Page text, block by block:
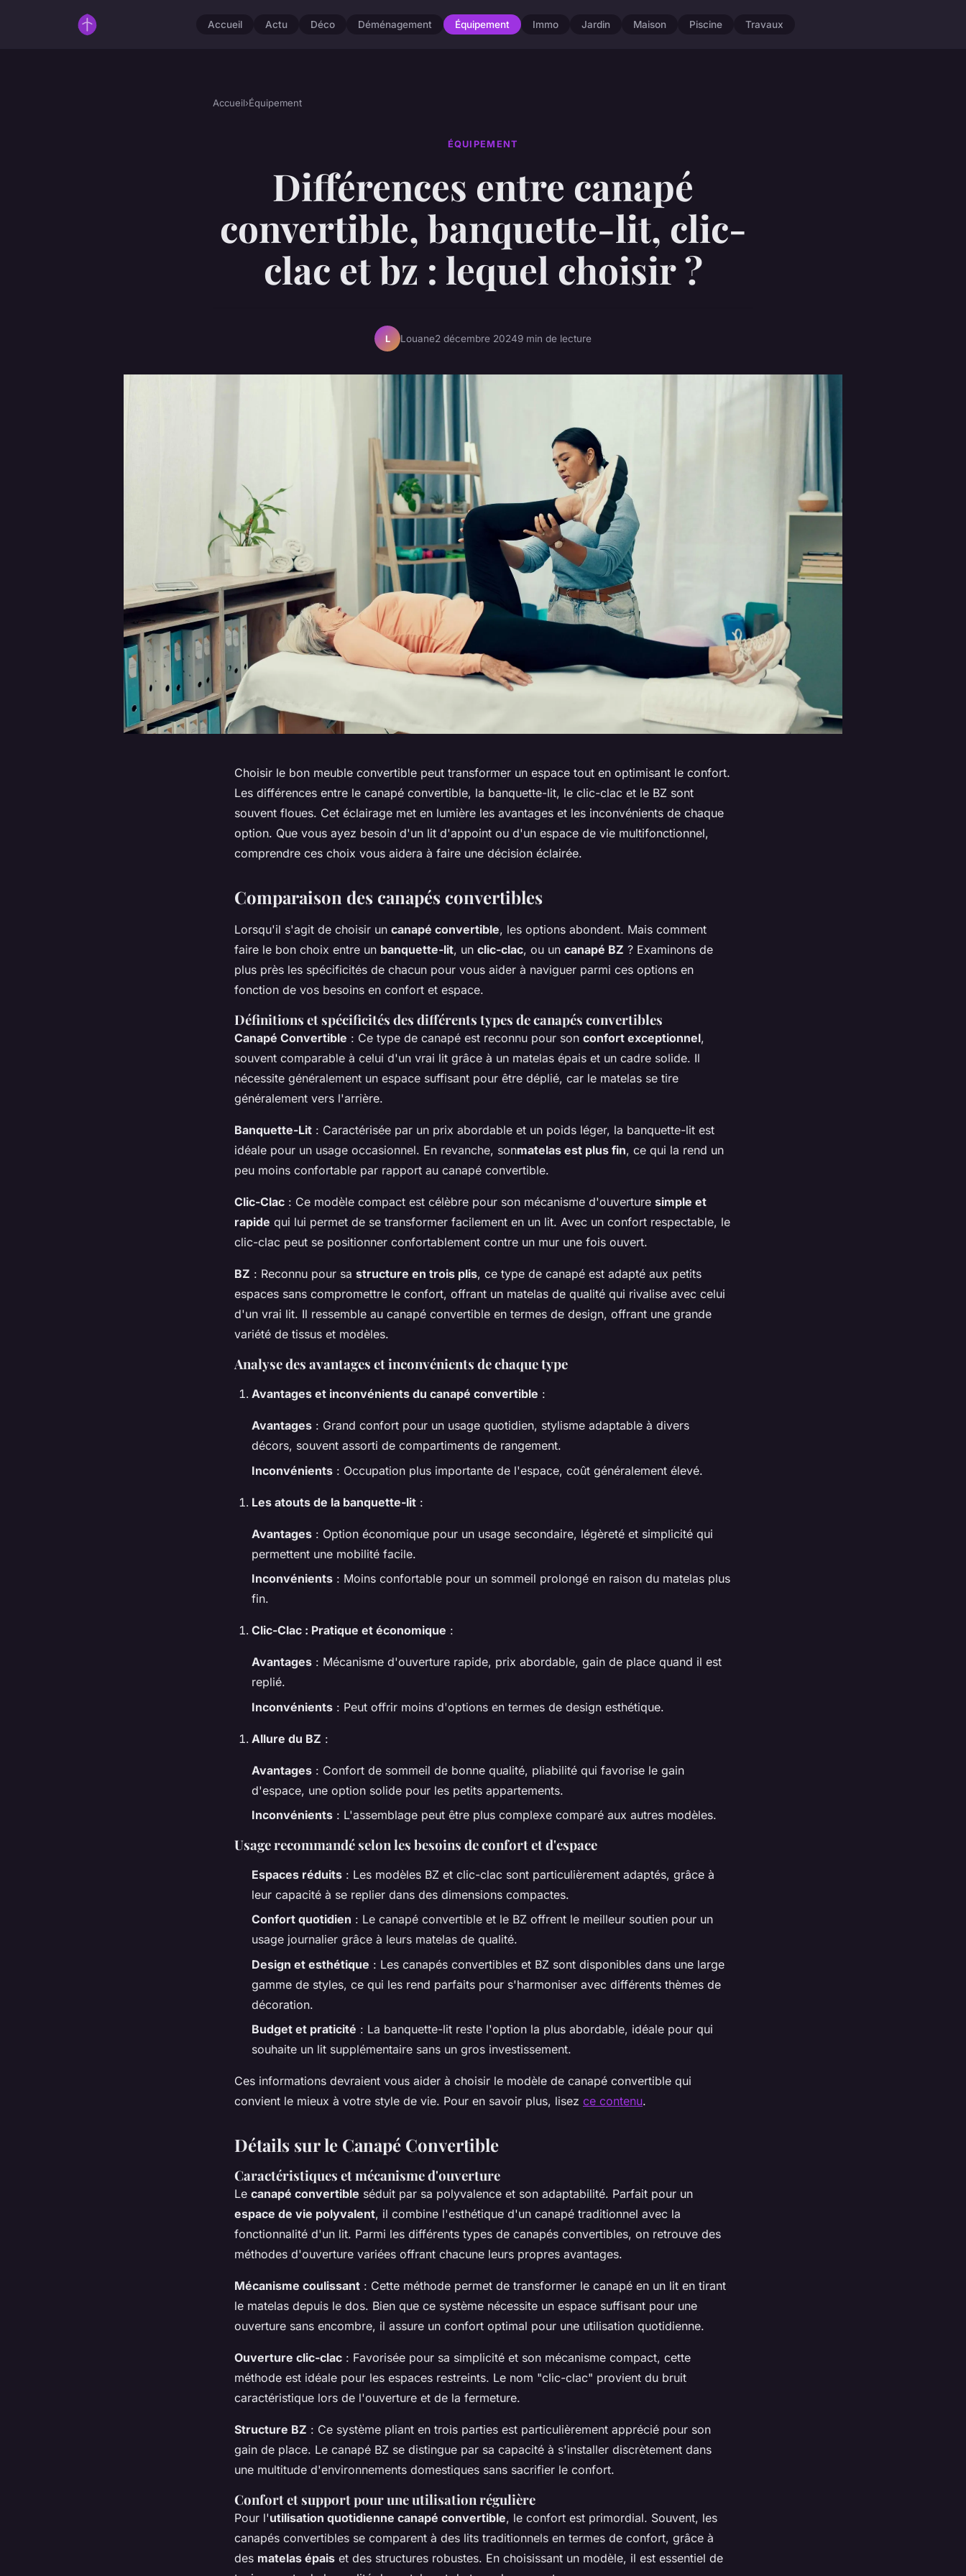
Accueil Actu Déco Déménagement Équipement Immo Jardin Maison Piscine Travaux
Accueil›Équipement
ÉQUIPEMENT
Différences entre canapé
convertible, banquette-lit, clic-
clac et bz : lequel choisir ?
L Louane2 décembre 20249 min de lecture
Choisir le bon meuble convertible peut transformer un espace tout en optimisant le confort.
Les différences entre le canapé convertible, la banquette-lit, le clic-clac et le BZ sont
souvent floues. Cet éclairage met en lumière les avantages et les inconvénients de chaque
option. Que vous ayez besoin d'un lit d'appoint ou d'un espace de vie multifonctionnel,
comprendre ces choix vous aidera à faire une décision éclairée.
Comparaison des canapés convertibles
Lorsqu'il s'agit de choisir un canapé convertible, les options abondent. Mais comment
faire le bon choix entre un banquette-lit, un clic-clac, ou un canapé BZ ? Examinons de
plus près les spécificités de chacun pour vous aider à naviguer parmi ces options en
fonction de vos besoins en confort et espace.
Définitions et spécificités des différents types de canapés convertibles
Canapé Convertible : Ce type de canapé est reconnu pour son confort exceptionnel,
souvent comparable à celui d'un vrai lit grâce à un matelas épais et un cadre solide. Il
nécessite généralement un espace suffisant pour être déplié, car le matelas se tire
généralement vers l'arrière.
Banquette-Lit : Caractérisée par un prix abordable et un poids léger, la banquette-lit est
idéale pour un usage occasionnel. En revanche, sonmatelas est plus fin, ce qui la rend un
peu moins confortable par rapport au canapé convertible.
Clic-Clac : Ce modèle compact est célèbre pour son mécanisme d'ouverture simple et
rapide qui lui permet de se transformer facilement en un lit. Avec un confort respectable, le
clic-clac peut se positionner confortablement contre un mur une fois ouvert.
BZ : Reconnu pour sa structure en trois plis, ce type de canapé est adapté aux petits
espaces sans compromettre le confort, offrant un matelas de qualité qui rivalise avec celui
d'un vrai lit. Il ressemble au canapé convertible en termes de design, offrant une grande
variété de tissus et modèles.
Analyse des avantages et inconvénients de chaque type
Avantages et inconvénients du canapé convertible :
Avantages : Grand confort pour un usage quotidien, stylisme adaptable à divers
décors, souvent assorti de compartiments de rangement.
Inconvénients : Occupation plus importante de l'espace, coût généralement élevé.
Les atouts de la banquette-lit :
Avantages : Option économique pour un usage secondaire, légèreté et simplicité qui
permettent une mobilité facile.
Inconvénients : Moins confortable pour un sommeil prolongé en raison du matelas plus
fin.
Clic-Clac : Pratique et économique :
Avantages : Mécanisme d'ouverture rapide, prix abordable, gain de place quand il est
replié.
Inconvénients : Peut offrir moins d'options en termes de design esthétique.
Allure du BZ :
Avantages : Confort de sommeil de bonne qualité, pliabilité qui favorise le gain
d'espace, une option solide pour les petits appartements.
Inconvénients : L'assemblage peut être plus complexe comparé aux autres modèles.
Usage recommandé selon les besoins de confort et d'espace
Espaces réduits : Les modèles BZ et clic-clac sont particulièrement adaptés, grâce à
leur capacité à se replier dans des dimensions compactes.
Confort quotidien : Le canapé convertible et le BZ offrent le meilleur soutien pour un
usage journalier grâce à leurs matelas de qualité.
Design et esthétique : Les canapés convertibles et BZ sont disponibles dans une large
gamme de styles, ce qui les rend parfaits pour s'harmoniser avec différents thèmes de
décoration.
Budget et praticité : La banquette-lit reste l'option la plus abordable, idéale pour qui
souhaite un lit supplémentaire sans un gros investissement.
Ces informations devraient vous aider à choisir le modèle de canapé convertible qui
convient le mieux à votre style de vie. Pour en savoir plus, lisez ce contenu.
Détails sur le Canapé Convertible
Caractéristiques et mécanisme d'ouverture
Le canapé convertible séduit par sa polyvalence et son adaptabilité. Parfait pour un
espace de vie polyvalent, il combine l'esthétique d'un canapé traditionnel avec la
fonctionnalité d'un lit. Parmi les différents types de canapés convertibles, on retrouve des
méthodes d'ouverture variées offrant chacune leurs propres avantages.
Mécanisme coulissant : Cette méthode permet de transformer le canapé en un lit en tirant
le matelas depuis le dos. Bien que ce système nécessite un espace suffisant pour une
ouverture sans encombre, il assure un confort optimal pour une utilisation quotidienne.
Ouverture clic-clac : Favorisée pour sa simplicité et son mécanisme compact, cette
méthode est idéale pour les espaces restreints. Le nom "clic-clac" provient du bruit
caractéristique lors de l'ouverture et de la fermeture.
Structure BZ : Ce système pliant en trois parties est particulièrement apprécié pour son
gain de place. Le canapé BZ se distingue par sa capacité à s'installer discrètement dans
une multitude d'environnements domestiques sans sacrifier le confort.
Confort et support pour une utilisation régulière
Pour l'utilisation quotidienne canapé convertible, le confort est primordial. Souvent, les
canapés convertibles se comparent à des lits traditionnels en termes de confort, grâce à
des matelas épais et des structures robustes. En choisissant un modèle, il est essentiel de